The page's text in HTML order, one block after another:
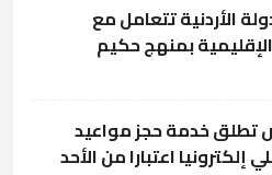
الأردنية تتعامل مع
بمنهج حكيم
تطلق خدمة حجز مواعيد
اعتبارا من الأحد